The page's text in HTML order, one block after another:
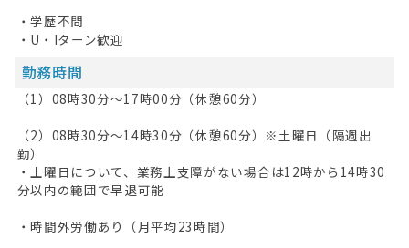
HOME
無料会員登録
キープした求人
最近見た求人
お問い合わせ
・学歴不問
・U・Iターン歓迎
勤務時間
（1）08時30分〜17時00分（休憩60分）
（2）08時30分〜14時30分（休憩60分）※土曜日（隔週出
勤）
・土曜日について、業務上支障がない場合は12時から14時30
分以内の範囲で早退可能
・時間外労働あり（月平均23時間）